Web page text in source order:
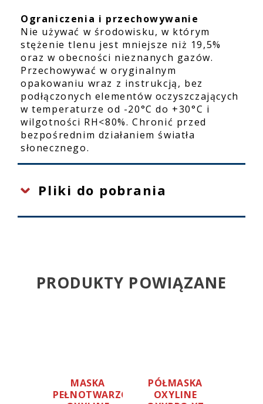
Ograniczenia i przechowywanie
Nie używać w środowisku, w którym
stężenie tlenu jest mniejsze niż 19,5%
oraz w obecności nieznanych gazów.
Przechowywać w oryginalnym
opakowaniu wraz z instrukcją, bez
podłączonych elementów oczyszczających
w temperaturze od -20°C do +30°C i
wilgotności RH<80%. Chronić przed
bezpośrednim działaniem światła
słonecznego.
Pliki do pobrania
PRODUKTY POWIĄZANE
MASKA
PEŁNOTWARZOWA
PÓŁMASKA
OXYLINE